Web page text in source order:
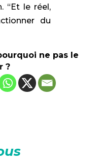
“Et le réel,
du
ne pas le
?